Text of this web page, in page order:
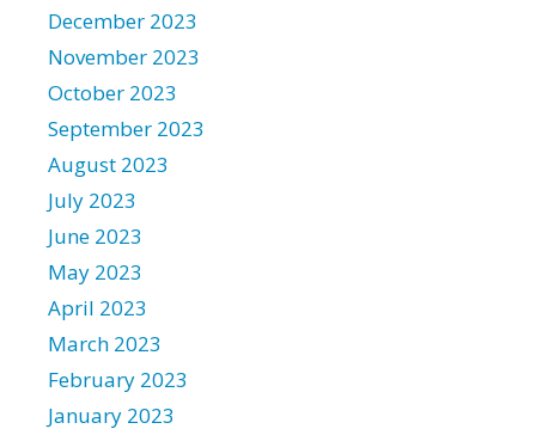
December 2023
November 2023
October 2023
September 2023
August 2023
July 2023
June 2023
May 2023
April 2023
March 2023
February 2023
January 2023